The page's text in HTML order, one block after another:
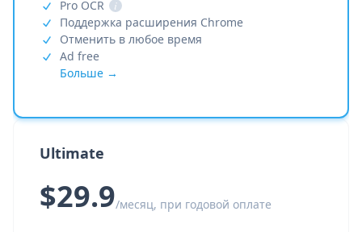
Pro OCR
i
Поддержка расширения Chrome
Отменить в любое время
Ad free
Больше →
Ultimate
$29.9/месяц, при годовой оплате